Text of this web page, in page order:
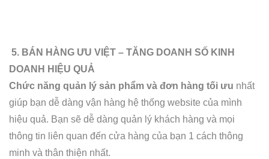
5. BÁN HÀNG ƯU VIỆT – TĂNG DOANH SỐ KINH
DOANH HIỆU QUẢ
Chức năng quản lý sản phẩm và đơn hàng tối ưu nhất
giúp bạn dễ dàng vận hàng hệ thống website của mình
hiệu quả. Bạn sẽ dễ dàng quản lý khách hàng và mọi
thông tin liên quan đến cửa hàng của bạn 1 cách thông
minh và thân thiện nhất.